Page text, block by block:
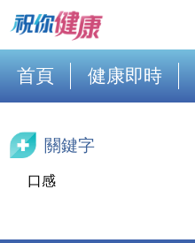
首頁 健康即時
關鍵字
口感